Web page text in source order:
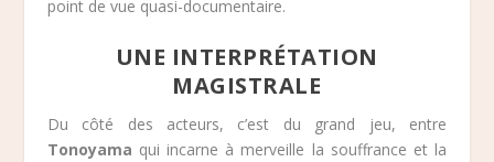
point de vue quasi-documentaire.
UNE INTERPRÉTATION
MAGISTRALE
Du côté des acteurs, c’est du grand jeu, entre
Tonoyama qui incarne à merveille la souffrance et la